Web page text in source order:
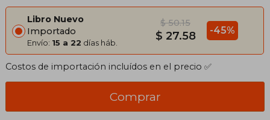
Libro Nuevo
Importado
Envío: 15 a 22 días háb.
$ 50.15
$ 27.58 -45%
Costos de importación incluídos en el precio ✅
Comprar